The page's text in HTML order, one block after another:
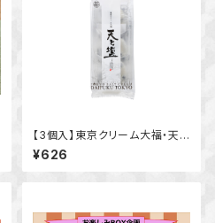
【3個入】東京クリーム大福・天と
塩 豆つぶあん
¥626